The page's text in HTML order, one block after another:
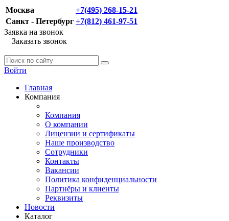
Москва
+7(495) 268-15-21
Санкт - Петербург +7(812) 461-97-51
Заявка на звонок
Заказать звонок
Войти
Главная
Компания
Компания
О компании
Лицензии и сертификаты
Наше производство
Сотрудники
Контакты
Вакансии
Политика конфиденциальности
Партнёры и клиенты
Реквизиты
Новости
Каталог